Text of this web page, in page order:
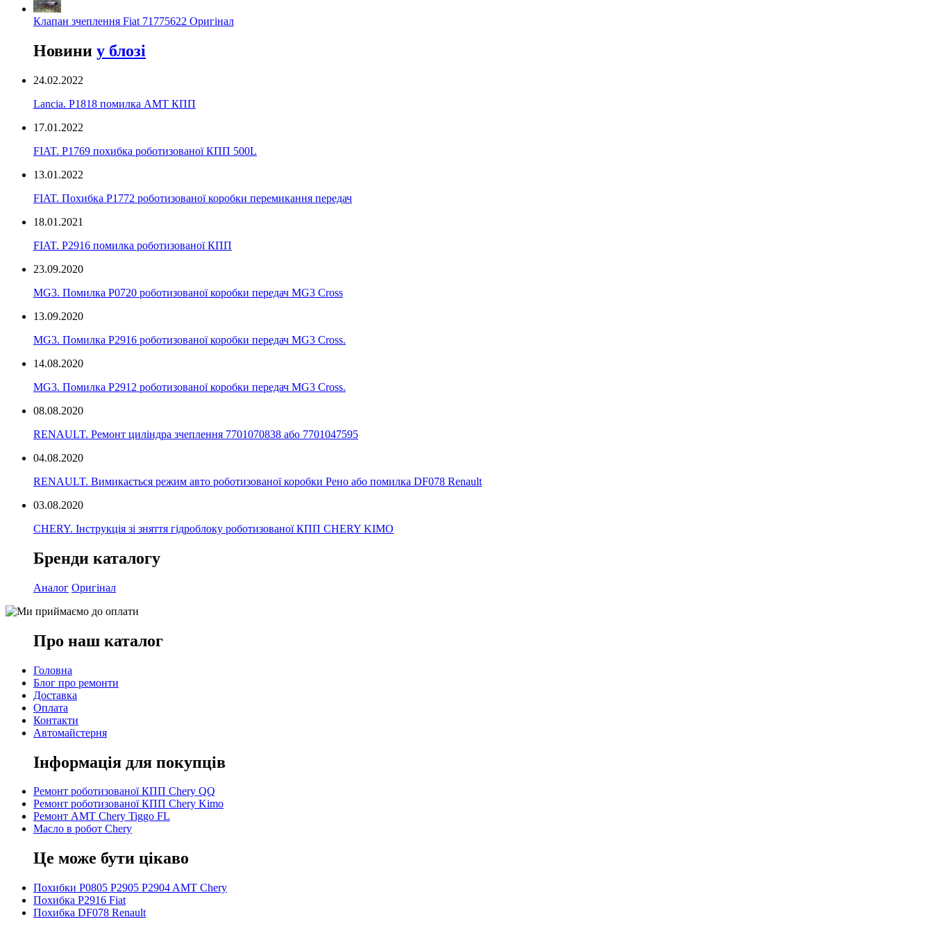
Клапан зчеплення Fiat 71775622 Оригінал
Новини у блозі
24.02.2022
Lancia. P1818 помилка AMT КПП
17.01.2022
FIAT. P1769 похибка роботизованої КПП 500L
13.01.2022
FIAT. Похибка P1772 роботизованої коробки перемикання передач
18.01.2021
FIAT. P2916 помилка роботизованої КПП
23.09.2020
MG3. Помилка P0720 роботизованої коробки передач MG3 Cross
13.09.2020
MG3. Помилка P2916 роботизованої коробки передач MG3 Cross.
14.08.2020
MG3. Помилка P2912 роботизованої коробки передач MG3 Cross.
08.08.2020
RENAULT. Ремонт циліндра зчеплення 7701070838 або 7701047595
04.08.2020
RENAULT. Вимикається режим авто роботизованої коробки Рено або помилка DF078 Renault
03.08.2020
CHERY. Інструкція зі зняття гідроблоку роботизованої КПП CHERY KIMO
Бренди каталогу
Аналог Оригінал
Про наш каталог
Головна
Блог про ремонти
Доставка
Оплата
Контакти
Автомайстерня
Інформація для покупців
Ремонт роботизованої КПП Chery QQ
Ремонт роботизованої КПП Chery Kimo
Ремонт AMT Chery Tiggo FL
Масло в робот Chery
Це може бути цікаво
Похибки P0805 P2905 P2904 AMT Chery
Похибка P2916 Fiat
Похибка DF078 Renault